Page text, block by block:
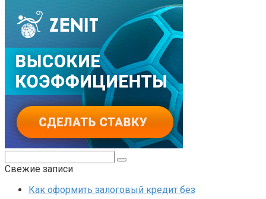
Свежие записи
Как оформить залоговый кредит без